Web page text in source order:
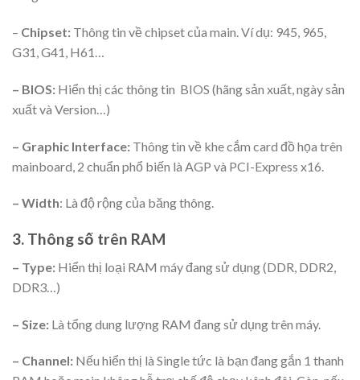
– Chipset: Thông tin về chipset của main. Ví dụ: 945, 965,
G31, G41, H61…
– BIOS: Hiển thị các thông tin BIOS (hãng sản xuất, ngày sản
xuất và Version…)
– Graphic Interface: Thông tin về khe cắm card đồ họa trên
mainboard, 2 chuẩn phổ biến là AGP và PCI-Express x16.
– Width: Là độ rộng của băng thông.
3. Thông số trên RAM
– Type: Hiển thị loại RAM máy đang sử dụng (DDR, DDR2,
DDR3…)
– Size: Là tổng dung lượng RAM đang sử dụng trên máy.
– Channel: Nếu hiển thị là Single tức là bạn đang gắn 1 thanh